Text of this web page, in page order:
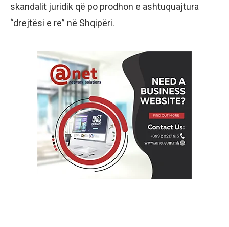
skandalit juridik që po prodhon e ashtuquajtura
“drejtësi e re” në Shqipëri.